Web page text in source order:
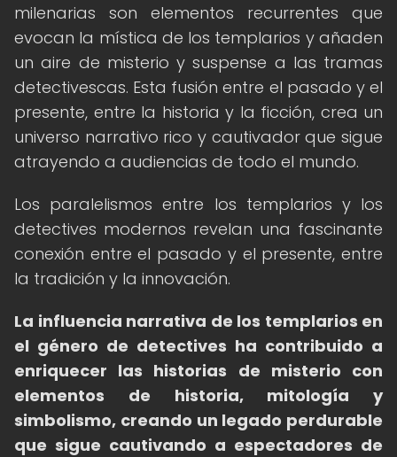
milenarias son elementos recurrentes que
evocan la mística de los templarios y añaden
un aire de misterio y suspense a las tramas
detectivescas. Esta fusión entre el pasado y el
presente, entre la historia y la ficción, crea un
universo narrativo rico y cautivador que sigue
atrayendo a audiencias de todo el mundo.
Los paralelismos entre los templarios y los
detectives modernos revelan una fascinante
conexión entre el pasado y el presente, entre
la tradición y la innovación.
La influencia narrativa de los templarios en
el género de detectives ha contribuido a
enriquecer las historias de misterio con
elementos de historia, mitología y
simbolismo, creando un legado perdurable
que sigue cautivando a espectadores de